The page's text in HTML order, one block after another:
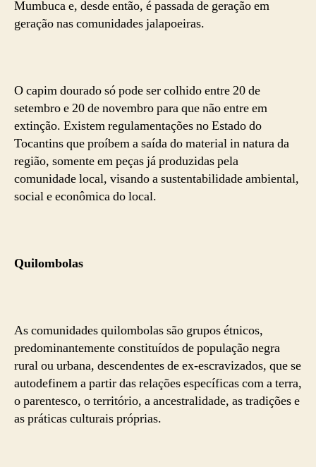
Mumbuca e, desde então, é passada de geração em
geração nas comunidades jalapoeiras.
O capim dourado só pode ser colhido entre 20 de
setembro e 20 de novembro para que não entre em
extinção. Existem regulamentações no Estado do
Tocantins que proíbem a saída do material in natura da
região, somente em peças já produzidas pela
comunidade local, visando a sustentabilidade ambiental,
social e econômica do local.
Quilombolas
As comunidades quilombolas são grupos étnicos,
predominantemente constituídos de população negra
rural ou urbana, descendentes de ex-escravizados, que se
autodefinem a partir das relações específicas com a terra,
o parentesco, o território, a ancestralidade, as tradições e
as práticas culturais próprias.